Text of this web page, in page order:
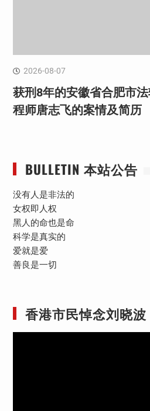
2026-08-07
获刑8年的安徽省合肥市
程师唐志飞的案情及简历
BULLETIN 本站公告
没有人是非法的
女权即人权
黑人的命也是命
科学是真实的
爱就是爱
善良是一切
香港市民悼念刘晓波